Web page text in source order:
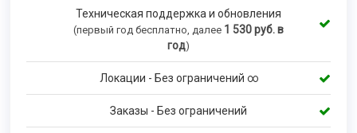
Техническая поддержка и обновления
(первый год бесплатно, далее 1 530руб. в
год)
Локации - Без ограничений ∞
Заказы - Без ограничений